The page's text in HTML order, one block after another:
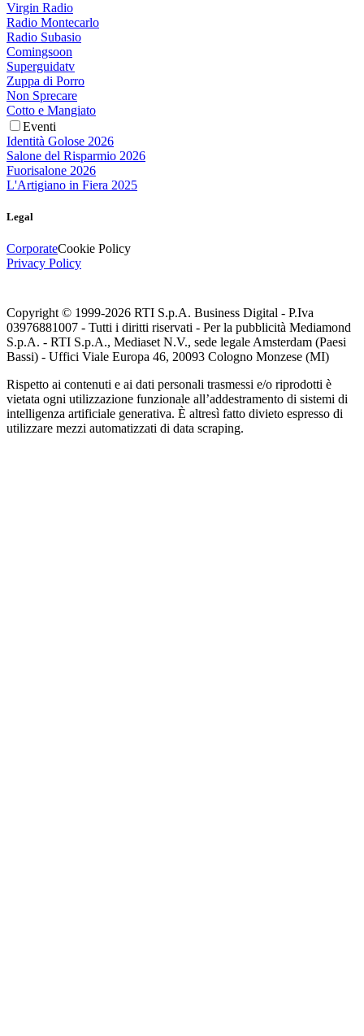
Virgin Radio
Radio Montecarlo
Radio Subasio
Comingsoon
Superguidatv
Zuppa di Porro
Non Sprecare
Cotto e Mangiato
Eventi
Identità Golose 2026
Salone del Risparmio 2026
Fuorisalone 2026
L'Artigiano in Fiera 2025
Legal
CorporateCookie Policy
Privacy Policy
Copyright © 1999-2026 RTI S.p.A. Business Digital - P.Iva
03976881007 - Tutti i diritti riservati - Per la pubblicità Mediamond
S.p.A. - RTI S.p.A., Mediaset N.V., sede legale Amsterdam (Paesi
Bassi) - Uffici Viale Europa 46, 20093 Cologno Monzese (MI)
Rispetto ai contenuti e ai dati personali trasmessi e/o riprodotti è
vietata ogni utilizzazione funzionale all’addestramento di sistemi di
intelligenza artificiale generativa. È altresì fatto divieto espresso di
utilizzare mezzi automatizzati di data scraping.